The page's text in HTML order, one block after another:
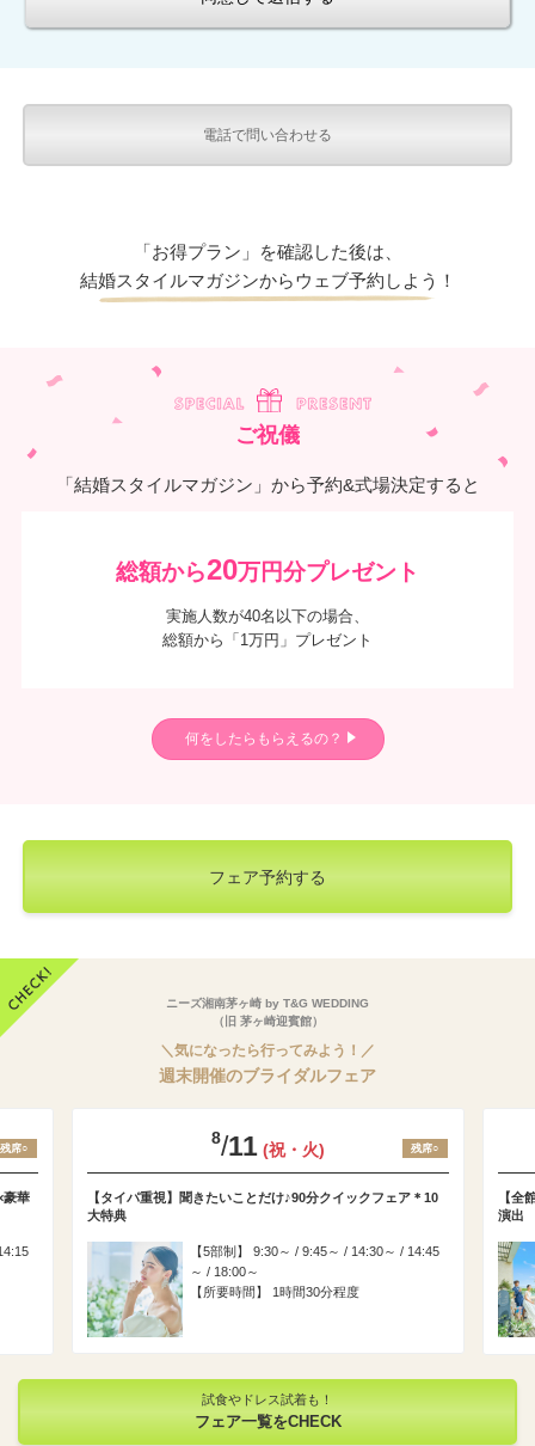
電話で問い合わせる
「お得プラン」を確認した後は、
結婚スタイルマガジンからウェブ予約しよう！
ご祝儀
「結婚スタイルマガジン」から予約&式場決定すると
総額から20万円分プレゼント
実施人数が40名以下の場合、
総額から「1万円」プレゼント
何をしたらもらえるの？
フェア予約する
ニーズ湘南茅ヶ崎 by T&G WEDDING
（旧 茅ヶ崎迎賓館）
＼気になったら行ってみよう！／
週末開催のブライダルフェア
残席○
豪華
8/11 (祝・火) 残席○
【タイパ重視】聞きたいことだけ♪90分クイックフェア＊10
大特典
5部制
9:30～ / 9:45～ / 14:30～ / 14:45
～ / 18:00～
所要時間
1時間30分程度
【全
演出
試食やドレス試着も！
フェア一覧をCHECK